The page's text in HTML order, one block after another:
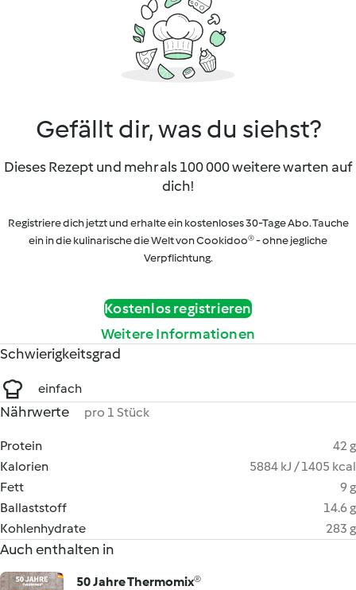
Gefällt dir, was du siehst?
Dieses Rezept und mehr als 100 000 weitere warten auf
dich!
Registriere dich jetzt und erhalte ein kostenloses 30-Tage Abo. Tauche
ein in die kulinarische die Welt von Cookidoo® - ohne jegliche
Verpflichtung.
Kostenlos registrieren
Weitere Informationen
Schwierigkeitsgrad
einfach
Nährwerte pro 1 Stück
Protein
42 g
Kalorien
5884 kJ / 1405 kcal
Fett
9 g
Ballaststoff
14.6 g
Kohlenhydrate
283 g
Auch enthalten in
50 Jahre Thermomix®